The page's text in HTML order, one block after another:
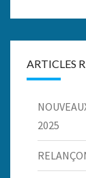
ARTICLES
2025